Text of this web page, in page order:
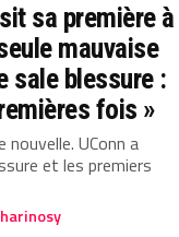
sa première à
mauvaise
sale blessure :
fois »
nouvelle. UConn a
et les premiers